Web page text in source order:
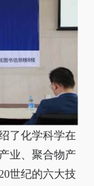
EN
了化学科学在
业、聚合物产
20世纪的六大技